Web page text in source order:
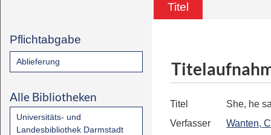
Titel
Pflichtabgabe
Ablieferung
Alle Bibliotheken
Universitäts- und
Landesbibliothek Darmstadt
Titel
She, he
Verfasser
Wanten,